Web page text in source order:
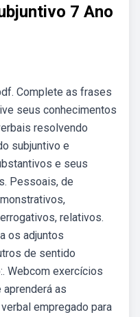
7 Ano
Complete as frases
seus conhecimentos
resolvendo
subjuntivo e
e seus
Pessoais, de
relativos.
os adjuntos
de sentido
Webcom exercícios
as
empregado para